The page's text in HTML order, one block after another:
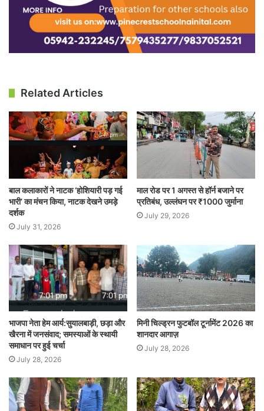
Related Articles
बाल कलाकारों ने नाटक ‘होशियारी पड़ गई
भारी’ का मंचन किया, नाटक देखने उमड़े
दर्शक
July 31, 2026
माल रोड पर 1 अगस्त से हॉर्न बजाने पर
प्रतिबंध, उल्लंघन पर ₹1000 जुर्माना
July 29, 2026
भाजपा नेता हेम आर्य:सुयालबाड़ी, छड़ा और
खैरना में जनसंवाद; समस्याओं के स्थायी
समाधान पर हुई चर्चा
July 28, 2026
मिनी चिल्ड्रन फुटबॉल टूर्नामेंट 2026 का
शानदार आगाज़
July 28, 2026